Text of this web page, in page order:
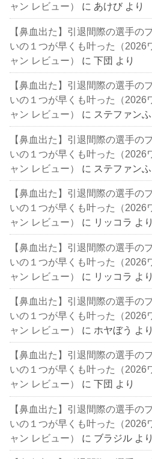
ャン レビュー）
に あけび より
【鼻血出た】引退間際の選手の
いの１つが早くも叶った（2026
ャン レビュー）
に下団 より
【鼻血出た】引退間際の選手の
いの１つが早くも叶った（2026
ャン レビュー）
に ステファン
【鼻血出た】引退間際の選手の
いの１つが早くも叶った（2026
ャン レビュー）
に ステファンふ
【鼻血出た】引退間際の選手の
いの１つが早くも叶った（2026
ャン レビュー）
に リッコラ より
【鼻血出た】引退間際の選手の
いの１つが早くも叶った（2026
ャン レビュー）
に リッコラ より
【鼻血出た】引退間際の選手の
いの１つが早くも叶った（2026
ャン レビュー）
に ホヤぼう より
【鼻血出た】引退間際の選手の
いの１つが早くも叶った（2026
ャン レビュー）
に下団 より
【鼻血出た】引退間際の選手の
いの１つが早くも叶った（2026
ャン レビュー）
に ブラジル より